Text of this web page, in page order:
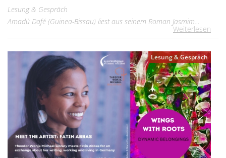
Lesung & Gespräch
Amadú Dafé (Guinea-Bissau) liest aus seinem Roman Jasmim…
Weiterlesen
Lesung & Gespräch